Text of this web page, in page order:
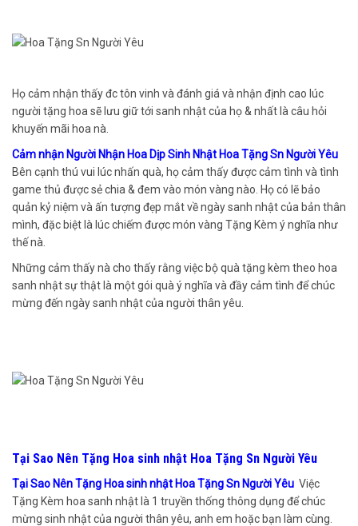
Họ cảm nhận thấy đc tôn vinh và đánh giá và nhận định cao lúc
người tặng hoa sẽ lưu giữ tới sanh nhật của họ & nhất là câu hỏi
khuyến mãi hoa nà.
Cảm nhận Người Nhận Hoa Dịp Sinh Nhật Hoa Tặng Sn Người Yêu
Bên cạnh thú vui lúc nhấn quà, họ cảm thấy được cảm tình và tình
game thủ được sẻ chia & đem vào món vàng nào. Họ có lẽ bảo
quản kỷ niệm và ấn tượng đẹp mắt về ngày sanh nhật của bản thân
mình, đặc biệt là lúc chiếm được món vàng Tặng Kèm ý nghĩa như
thế nà.
Những cảm thấy nà cho thấy rằng việc bộ quà tặng kèm theo hoa
sanh nhật sự thật là một gói quà ý nghĩa và đầy cảm tình để chúc
mừng đến ngày sanh nhật của người thân yêu.
Tại Sao Nên Tặng Hoa sinh nhật Hoa Tặng Sn Người Yêu
Tại Sao Nên Tặng Hoa sinh nhật Hoa Tặng Sn Người Yêu Việc
Tặng Kèm hoa sanh nhật là 1 truyền thống thông dụng để chúc
mừng sinh nhật của người thân yêu, anh em hoặc bạn làm cùng.